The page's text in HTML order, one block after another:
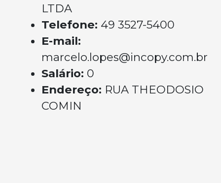
LTDA
Telefone: 49 3527-5400
E-mail:
marcelo.lopes@incopy.com.br
Salário: 0
Endereço: RUA THEODOSIO
COMIN